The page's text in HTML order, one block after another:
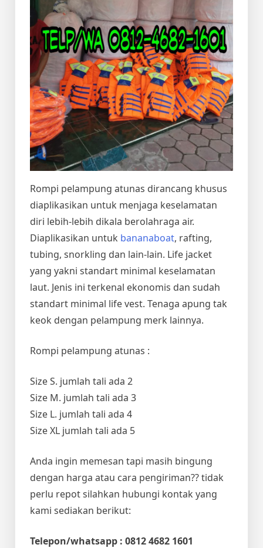
Rompi pelampung atunas dirancang khusus
diaplikasikan untuk menjaga keselamatan
diri lebih-lebih dikala berolahraga air.
Diaplikasikan untuk bananaboat, rafting,
tubing, snorkling dan lain-lain. Life jacket
yang yakni standart minimal keselamatan
laut. Jenis ini terkenal ekonomis dan sudah
standart minimal life vest. Tenaga apung tak
keok dengan pelampung merk lainnya.
Rompi pelampung atunas :
Size S. jumlah tali ada 2
Size M. jumlah tali ada 3
Size L. jumlah tali ada 4
Size XL jumlah tali ada 5
Anda ingin memesan tapi masih bingung
dengan harga atau cara pengiriman?? tidak
perlu repot silahkan hubungi kontak yang
kami sediakan berikut:
Telepon/whatsapp : 0812 4682 1601